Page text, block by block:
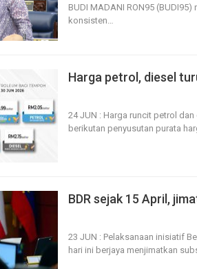
BUDI MADANI RON95
konsisten
Harga petrol, diesel
24 JUN : Harga runcit petrol
berikutan penyusutan purata
BDR sejak 15 April,
23 JUN : Pelaksanaan inisiatif
hari ini berjaya menjimatkan